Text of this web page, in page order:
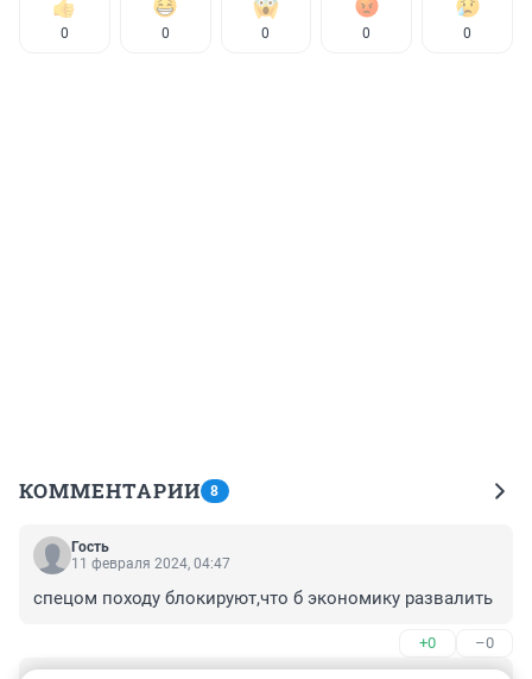
0 0 0 0 0
КОММЕНТАРИИ 8
Гость
11 февраля 2024, 04:47
спецом походу блокируют,что б экономику развалить
+0 –0